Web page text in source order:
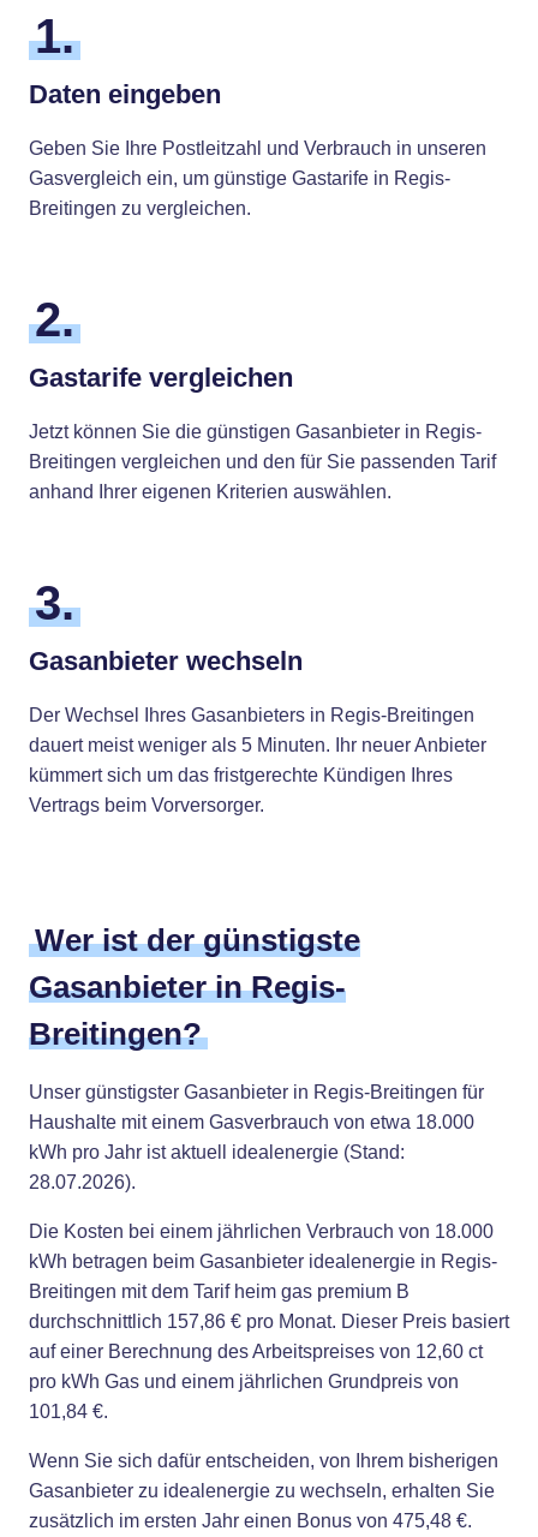
1.
Daten eingeben
Geben Sie Ihre Postleitzahl und Verbrauch in unseren
Gasvergleich ein, um günstige Gastarife in Regis-
Breitingen zu vergleichen.
2.
Gastarife vergleichen
Jetzt können Sie die günstigen Gasanbieter in Regis-
Breitingen vergleichen und den für Sie passenden Tarif
anhand Ihrer eigenen Kriterien auswählen.
3.
Gasanbieter wechseln
Der Wechsel Ihres Gasanbieters in Regis-Breitingen
dauert meist weniger als 5 Minuten. Ihr neuer Anbieter
kümmert sich um das fristgerechte Kündigen Ihres
Vertrags beim Vorversorger.
Wer ist der günstigste
Gasanbieter in Regis-
Breitingen?
Unser günstigster Gasanbieter in Regis-Breitingen für
Haushalte mit einem Gasverbrauch von etwa 18.000
kWh pro Jahr ist aktuell idealenergie (Stand:
28.07.2026).
Die Kosten bei einem jährlichen Verbrauch von 18.000
kWh betragen beim Gasanbieter idealenergie in Regis-
Breitingen mit dem Tarif heim gas premium B
durchschnittlich 157,86 € pro Monat. Dieser Preis basiert
auf einer Berechnung des Arbeitspreises von 12,60 ct
pro kWh Gas und einem jährlichen Grundpreis von
101,84 €.
Wenn Sie sich dafür entscheiden, von Ihrem bisherigen
Gasanbieter zu idealenergie zu wechseln, erhalten Sie
zusätzlich im ersten Jahr einen Bonus von 475,48 €.